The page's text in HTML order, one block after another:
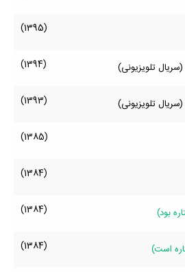
(1395)
(سریال تلویزیونی) (1394)
(سریال تلویزیونی) (1393)
(1385)
(1384)
(1384)
(1384)